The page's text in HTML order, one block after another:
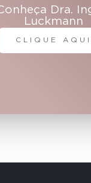
Dra.
Luckmann
CLIQUE AQUI